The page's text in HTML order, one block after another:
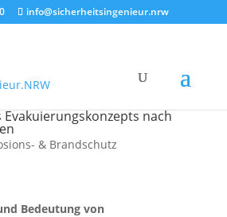
info@sicherheitsingenieur.nrw
nach
& Brandschutz
Bedeutung von